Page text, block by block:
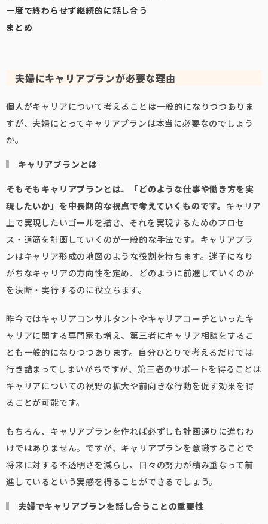
一度で終わらせず継続的に話し合う
まとめ
夫婦にキャリアプランが必要な理由
個人がキャリアについて考えることは一般的になりつつありま
すが、夫婦にとってキャリアプランは本当に必要なのでしょう
か。
キャリアプランとは
そもそもキャリアプランとは、「どのような仕事や働き方を実
現したいか」を中長期的な視点で考えていくものです。 キャリア
上で実現したいゴールを描き、それを実現するためのプロセ
ス・道筋を計画していくのが一般的な手法です。キャリアプラ
ンはキャリア形成の地図のような役割を持ちます。迷子になり
がちなキャリアの方向性を定め、どのように前進していくのか
を決断・実行するのに役立ちます。
昨今ではキャリアコンサルタントやキャリアコーチといったキ
ャリアに関する専門家も増え、第三者にキャリア相談をするこ
とも一般的になりつつあります。自分ひとりで考えるだけでは
行き詰まってしまいがちですが、第三者のサポートを得ることは
キャリアについての視野の拡大や前向きな行動を促す効果を得
ることが可能です。
もちろん、キャリアプランを作れば必ずしも計画通りに進むわ
けではありません。ですが、キャリアプランを意識することで
将来に対する不透明さを減らし、日々の努力が積み重なって前
進しているという実感を得ることができるでしょう。
夫婦でキャリアプランを話し合うことの重要性